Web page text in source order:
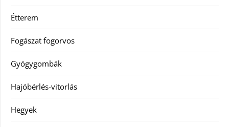
Étterem
Fogászat fogorvos
Gyógygombák
Hajóbérlés-vitorlás
Hegyek